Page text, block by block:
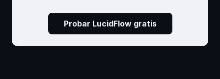
Probar LucidFlow gratis